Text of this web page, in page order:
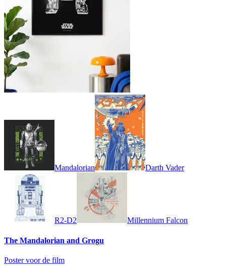
Mandalorian Darth Vader
R2-D2 Millennium Falcon
The Mandalorian and Grogu
Poster voor de film